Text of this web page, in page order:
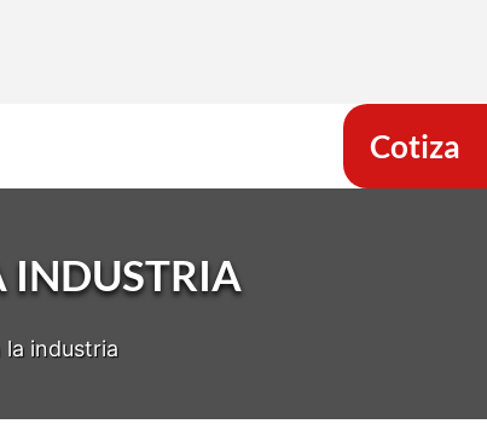
Cotiza
INDUSTRIA
la industria